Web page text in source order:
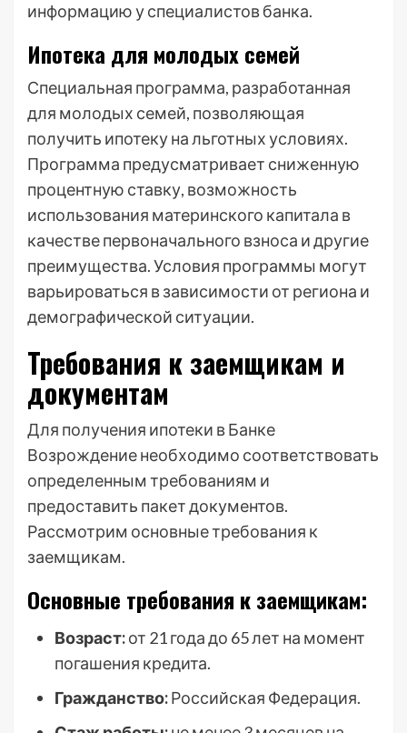
информацию у специалистов банка.
Ипотека для молодых семей
Специальная программа, разработанная
для молодых семей, позволяющая
получить ипотеку на льготных условиях.
Программа предусматривает сниженную
процентную ставку, возможность
использования материнского капитала в
качестве первоначального взноса и другие
преимущества. Условия программы могут
варьироваться в зависимости от региона и
демографической ситуации.
Требования к заемщикам и
документам
Для получения ипотеки в Банке
Возрождение необходимо соответствовать
определенным требованиям и
предоставить пакет документов.
Рассмотрим основные требования к
заемщикам.
Основные требования к заемщикам:
Возраст:от 21 года до 65 лет на момент
погашения кредита.
Гражданство:Российская Федерация.